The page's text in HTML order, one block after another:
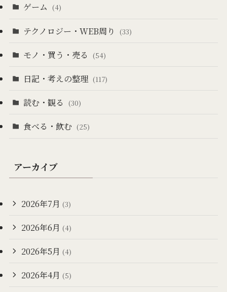
ゲーム (4)
テクノロジー・WEB周り (33)
モノ・買う・売る (54)
日記・考えの整理 (117)
読む・観る (30)
食べる・飲む (25)
アーカイブ
2026年7月 (3)
2026年6月 (4)
2026年5月 (4)
2026年4月 (5)